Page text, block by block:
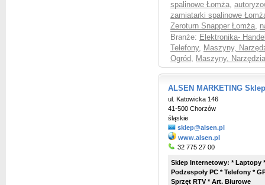
spalinowe Łomża,
zamiatarki spalinowe
Zeroturn Snapper Łomża,
Branże: Elektronika-
Telefony, Maszyny,
Ogród, Maszyny,
ALSEN MARKETING
ul. Katowicka 146
41-500 Chorzów
śląskie
sklep@alsen.pl
www.alsen.pl
32 775 27 00
Sklep Internetowy: * Laptopy
Podzespoły PC * Telefony *
Sprzęt RTV * Art. Biurowe